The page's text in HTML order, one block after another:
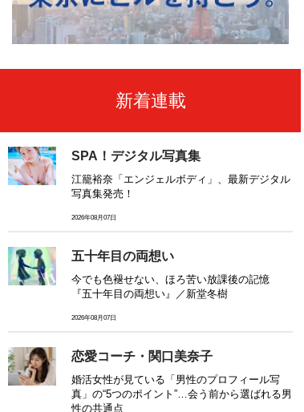
新着連載
SPA！デジタル写真集
江籠裕奈「エンジェルボディ」、最新デジタル
写真集発売！
2026年08月07日
五十年目の両想い
今でも色褪せない、ほろ苦い放課後の記憶
『五十年目の両想い』／新堂冬樹
2026年08月07日
恋愛コーチ・関口美奈子
婚活女性が見ている「男性のプロフィール写
真」の“5つのポイント”…会う前から選ばれる男
性の共通点